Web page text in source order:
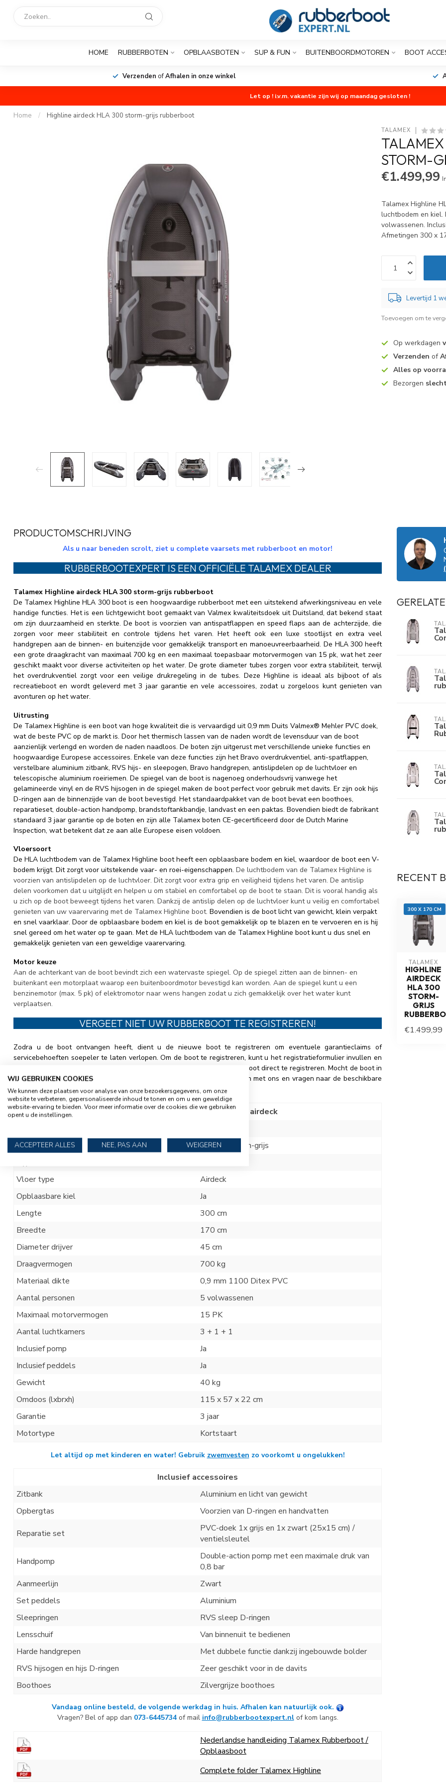
HOME RUBBERBOTEN OPBLAASBOTEN SUP & FUN BUITENBOORDMOTOREN BOOT
Verzenden ofAfhalen in onze winkel
Let op ! i.v.m. vakantie zijn wij op maandag gesloten !
Home / Highline airdeck HLA 300 storm-grijs rubberboot
TALAMEX
STORM-
€1.499,99
Talamex Highline
luchtbodem en kiel.
volwassenen.
Afmetingen 300 x
Levertijd 1
Toevoegen om te
Op werkdagen
Verzenden of
Alles op
Bezorgen
PRODUCTOMSCHRIJVING
Als u naar beneden scrolt, ziet u complete vaarsets met rubberboot en motor!
RUBBERBOOTEXPERT IS EEN OFFICIËLE TALAMEX DEALER
Talamex Highline airdeck HLA 300 storm-grijs rubberboot
De Talamex Highline HLA 300 boot is een hoogwaardige rubberboot met een uitstekend afwerkingsniveau en vele
handige functies. Het is een lichtgewicht boot gemaakt van Valmex kwaliteitsdoek uit Duitsland, dat bekend staat
om zijn duurzaamheid en sterkte. De boot is voorzien van antispatflappen en speed flaps aan de achterzijde, die
zorgen voor meer stabiliteit en controle tijdens het varen. Het heeft ook een luxe stootlijst en extra veel
handgrepen aan de binnen- en buitenzijde voor gemakkelijk transport en manoeuvreerbaarheid. De HLA 300 heeft
een grote draagkracht van maximaal 700 kg en een maximaal toepasbaar motorvermogen van 15 pk, wat het zeer
geschikt maakt voor diverse activiteiten op het water. De grote diameter tubes zorgen voor extra stabiliteit, terwijl
het overdrukventiel zorgt voor een veilige drukregeling in de tubes. Deze Highline is ideaal als bijboot of als
recreatieboot en wordt geleverd met 3 jaar garantie en vele accessoires, zodat u zorgeloos kunt genieten van
avonturen op het water.
Uitrusting
De Talamex Highline is een boot van hoge kwaliteit die is vervaardigd uit 0,9 mm Duits Valmex® Mehler PVC doek,
wat de beste PVC op de markt is. Door het thermisch lassen van de naden wordt de levensduur van de boot
aanzienlijk verlengd en worden de naden naadloos. De boten zijn uitgerust met verschillende unieke functies en
hoogwaardige Europese accessoires. Enkele van deze functies zijn het Bravo overdrukventiel, anti-spatflappen,
verstelbare aluminium zitbank, RVS hijs- en sleepogen, Bravo handgrepen, antislipdelen op de luchtvloer en
telescopische aluminium roeiriemen. De spiegel van de boot is nagenoeg onderhoudsvrij vanwege het
gelamineerde vinyl en de RVS hijsogen in de spiegel maken de boot perfect voor gebruik met davits. Er zijn ook hijs
D-ringen aan de binnenzijde van de boot bevestigd. Het standaardpakket van de boot bevat een boothoes,
reparatieset, double-action handpomp, brandstoftankbandje, landvast en een paktas. Bovendien biedt de fabrikant
standaard 3 jaar garantie op de boten en zijn alle Talamex boten CE-gecertificeerd door de Dutch Marine
Inspection, wat betekent dat ze aan alle Europese eisen voldoen.
Vloersoort
De HLA luchtbodem van de Talamex Highline boot heeft een opblaasbare bodem en kiel, waardoor de boot een V-
bodem krijgt. Dit zorgt voor uitstekende vaar- en roei-eigenschappen. De luchtbodem van de Talamex Highline is
voorzien van antislipdelen op de luchtvloer. Dit zorgt voor extra grip en veiligheid tijdens het varen. De antislip
delen voorkomen dat u uitglijdt en helpen u om stabiel en comfortabel op de boot te staan. Dit is vooral handig als
u zich op de boot beweegt tijdens het varen. Dankzij de antislip delen op de luchtvloer kunt u veilig en comfortabel
genieten van uw vaarervaring met de Talamex Highline boot. Bovendien is de boot licht van gewicht, klein verpakt
en snel vaarklaar. Door de opblaasbare bodem en kiel is de boot gemakkelijk op te blazen en te vervoeren en is hij
snel gereed om het water op te gaan. Met de HLA luchtbodem van de Talamex Highline boot kunt u dus snel en
gemakkelijk genieten van een geweldige vaarervaring.
Motor keuze
Aan de achterkant van de boot bevindt zich een watervaste spiegel. Op de spiegel zitten aan de binnen- en
buitenkant een motorplaat waarop een buitenboordmotor bevestigd kan worden. Aan de spiegel kunt u een
benzinemotor (max. 5 pk) of elektromotor naar wens hangen zodat u zich gemakkelijk over het water kunt
verplaatsen.
VERGEET NIET UW RUBBERBOOT TE REGISTREREN!
Zodra u de boot ontvangen heeft, dient u de nieuwe boot te registreren om eventuele garantieclaims of
servicebehoeften soepeler te laten verlopen. Om de boot te registreren, kunt u het registratieformulier invullen en
'' om uw boot direct te registreren. Mocht de boot in
de toekomst een servicebeurt nodig hebben, kunt u ook contact opnemen met ons en vragen naar de beschikbare
diensten.
Kenmerken Highline HLA300met airdeck
Uitvoering
Highline storm-grijs
Vloer type
Airdeck
Opblaasbare kiel
Ja
Lengte
300 cm
Breedte
170 cm
Diameter drijver
45 cm
Draagvermogen
700 kg
Materiaal dikte
0,9 mm 1100 Ditex PVC
Aantal personen
5 volwassenen
Maximaal motorvermogen
15 PK
Aantal luchtkamers
3 + 1 + 1
Inclusief pomp
Ja
Inclusief peddels
Ja
Gewicht
40 kg
Omdoos (lxbrxh)
115 x 57 x 22 cm
Garantie
3 jaar
Motortype
Kortstaart
Let altijd op met kinderen en water! Gebruik zwemvesten zo voorkomtu ongelukken!
Inclusief accessoires
Zitbank
Aluminium en licht van gewicht
Opbergtas
Voorzien van D-ringen en handvatten
Reparatie set
PVC-doek 1x grijs en 1x zwart (25x15 cm) /
ventielsleutel
Handpomp
Double-action pomp met een maximale druk van
0,8 bar
Aanmeerlijn
Zwart
Set peddels
Aluminium
Sleepringen
RVS sleep D-ringen
Lensschuif
Van binnenuit te bedienen
Harde handgrepen
Met dubbele functie dankzij ingebouwde bolder
RVS hijsogen en hijs D-ringen
Zeer geschikt voor in de davits
Boothoes
Zilvergrijze boothoes
Vandaag onlinebesteld, de volgende werkdag in huis. Afhalen kan natuurlijk ook.
Vragen? Bel of app dan 073-6445734 of mail info@rubberbootexpert.nl of kom langs.
Nederlandse handleiding Talamex Rubberboot /
Opblaasboot
Complete folder Talamex Highline
RECENT
300 X 170 CM
TALAMEX
HIGHLINE
AIRDECK
HLA 300
STORM-
GRIJS
€1.499,99
WIJ GEBRUIKEN COOKIES
We kunnen deze plaatsen voor analyse van onze bezoekersgegevens, om onze
website te verbeteren, gepersonaliseerde inhoud te tonen en om u een geweldige
website-ervaring te bieden. Voor meer informatie over de cookies die we gebruiken
opent u de instellingen.
ACCEPTEER ALLES NEE, PAS AAN WEIGEREN